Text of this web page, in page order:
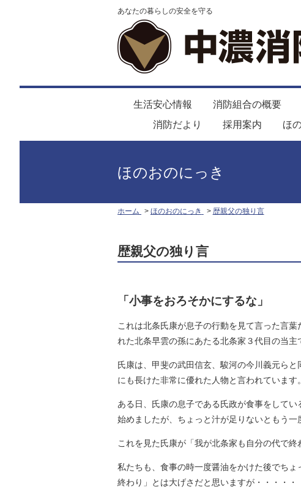
あなたの暮らしの安全を守る
生活安心情報 消防組合の概要
消防だより
採用案内 ほ
ほのおのにっき
ホーム ほのおのにっき 歴親父の独り言
歴親父の独り言
「小事をおろそかにするな」
これは北条氏康が息子の行動を見て言った言
れた北条早雲の孫にあたる北条家３代目の当主
氏康は、甲斐の武田信玄、駿河の今川義元ら
にも長けた非常に優れた人物と言われています。
ある日、氏康の息子である氏政が食事をして
始めましたが、ちょっと汁が足りないともう一
これを見た氏康が「我が北条家も自分の代で
私たちも、食事の時一度醤油をかけた後でち
終わり」とは大げさだと思いますが・・・・・